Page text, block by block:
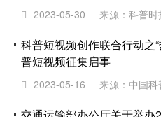
2023-05-30 来源：科普时
科普短视频创作联合行动
普短视频征集启事
2023-05-16 来源：中国科